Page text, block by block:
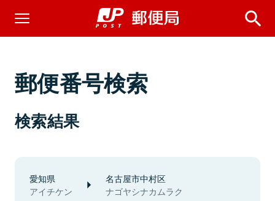
郵便番号検索
検索結果
愛知県
アイチケン
名古屋市中村区
ナゴヤシナカムラク